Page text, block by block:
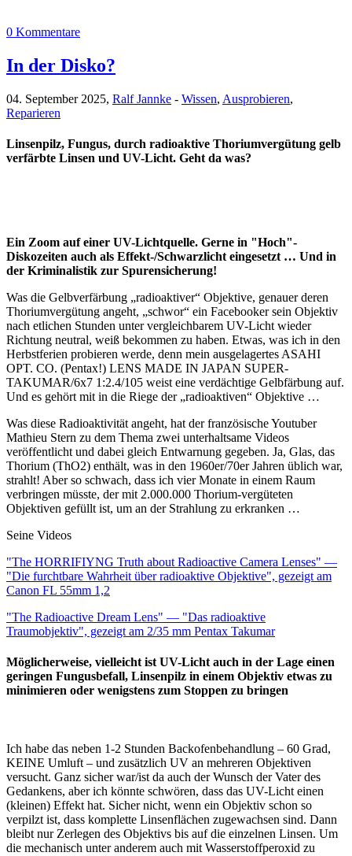
0 Kommentare
In der Disko?
04. September 2025, Ralf Jannke - Wissen, Ausprobieren,
Reparieren
Linsenpilz, Fungus, durch radioaktive Thoriumvergütung gelb
verfärbte Linsen und UV-Licht. Geht da was?
Ein Zoom auf einer UV-Lichtquelle. Gerne in "Hoch"-
Diskozeiten auch als Effekt-/Schwarzlicht eingesetzt … Und in
der Kriminalistik zur Spurensicherung!
Was die Gelbverfärbung „radioaktiver“ Objektive, genauer deren
Thoriumvergütung angeht, „schwor“ ein Facebooker sein Objektiv
nach etlichen Stunden unter vergleichbarem UV-Licht wieder
Richtung neutral, weiß bekommen zu haben. Etwas, was ich in den
Herbstferien probieren werde, denn mein ausgelagertes ASAHI
OPT. CO. (Pentax!) LENS MADE IN JAPAN SUPER-
TAKUMAR/6x7 1:2.4/105 weist eine verdächtige Gelbfärbung auf.
Und es gehört mit in die Riege der „radioaktiven“ Objektive …
Was diese Radioaktivität angeht, hat der französische Youtuber
Mathieu Stern zu dem Thema zwei unterhaltsame Videos
veröffentlicht und dabei gleich Entwarnung gegeben. Ja, Glas, das
Thorium (ThO2) enthält, was in den 1960er/70er Jahren üblich war,
strahlt! Aber so schwach, dass ich vier Monate in einem Raum
verbringen müsste, der mit 2.000.000 Thorium-vergüteten
Objektiven gefüllt ist, um an der Strahlung zu erkranken …
Seine Videos
"The HORRIFIYNG Truth about Radioactive Camera Lenses" —
"Die furchtbare Wahrheit über radioaktive Objektive", gezeigt am
Canon FL 55mm 1,2
"The Radioactive Dream Lens" — "Das radioaktive
Traumobjektiv", gezeigt am 2/35 mm Pentax Takumar
​​​​​​​Möglicherweise, vielleicht ist UV-Licht auch in der Lage einen
geringen Fungusbefall, Linsenpilz in einem Objektiv etwas zu
minimieren oder wenigstens zum Stoppen zu bringen
Ich habe das neben 1-2 Stunden Backofenbehandlung – 60 Grad,
KEINE Umluft – und zusätzlich UV an mehreren Objektiven
versucht. Ganz sicher war/ist da auch der Wunsch der Vater des
Gedankens, aber ich könnte schwören, dass das UV-Licht einen
(kleinen) Effekt hat. Sicher nicht, wenn ein Objektiv schon so
verpilzt ist, dass komplette Linsenflächen zugewachsen sind. Dann
bleibt nur Zerlegen des Objektivs bis auf die einzelnen Linsen. Um
die mechanisch unter anderem auch mit Wasserstoffperoxid zu